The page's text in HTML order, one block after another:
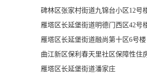
碑林区张家村街道九锦台小区12号
雁塔区长延堡街道明德门西区42号
雁塔区长延堡街道融尚第十区6号楼
曲江新区保利春天里社区保障性住
雁塔区长延堡街道潘家庄